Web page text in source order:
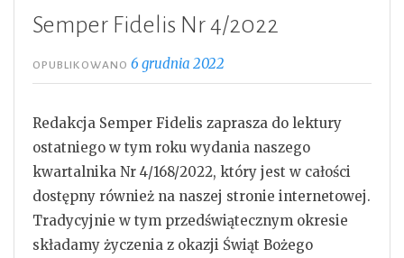
Semper Fidelis Nr 4/2022
OPUBLIKOWANO6 grudnia 2022
Redakcja Semper Fidelis zaprasza do lektury
ostatniego w tym roku wydania naszego
kwartalnika Nr 4/168/2022, który jest w całości
dostępny również na naszej stronie internetowej.
Tradycyjnie w tym przedświątecznym okresie
składamy życzenia z okazji Świąt Bożego